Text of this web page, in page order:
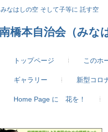
みなはしの空 そして子等に 託す空
橋本自治会（みな
トップページ このホ
ギャラリー 新型コロ
Home Page に 花を！